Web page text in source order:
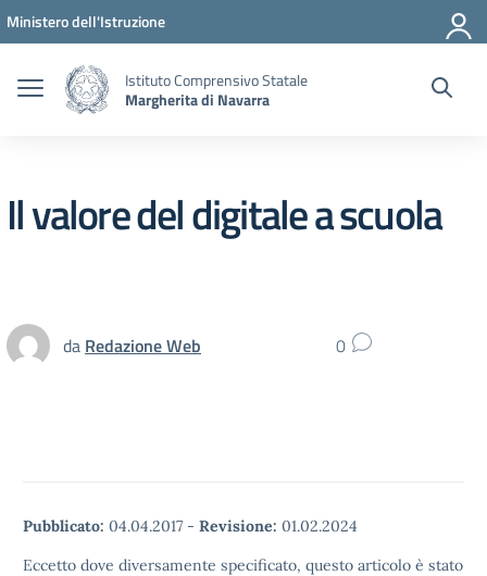
Vai ai contenuti
Vai al menu di navigazione
Vai al footer
Ministero dell'Istruzione
Istituto Comprensivo Statale
Margherita di Navarra
Il valore del digitale a scuola
da Redazione Web 0
Pubblicato: 04.04.2017 - Revisione: 01.02.2024
Eccetto dove diversamente specificato, questo articolo è stato